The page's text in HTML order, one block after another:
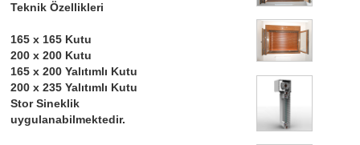
Teknik Özellikleri
165 x 165 Kutu
200 x 200 Kutu
165 x 200 Yalıtımlı Kutu
200 x 235 Yalıtımlı Kutu
Stor Sineklik
uygulanabilmektedir.